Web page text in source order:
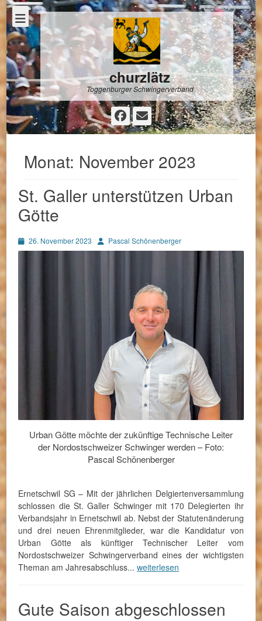
churzlätz
Toggenburger Schwingerverband
Facebook
E-
Mail
Monat: November 2023
St. Galler unterstützen Urban
Götte
Posted
on
26. November 2023 AutorPascal Schönenberger
Urban Götte möchte der zukünftige Technische Leiter
der Nordostschweizer Schwinger werden – Foto:
Pascal Schönenberger
Ernetschwil SG – Mit der jährlichen Delgiertenversammlung
schlossen die St. Galler Schwinger mit 170 Delegierten ihr
Verbandsjahr in Ernetschwil ab. Nebst der Statutenänderung
und drei neuen Ehrenmitglieder, war die Kandidatur von
Urban Götte als künftiger Technischer Leiter vom
Nordostschweizer Schwingerverband eines der wichtigsten
Theman am Jahresabschluss...weiterlesen
Gute Saison abgeschlossen